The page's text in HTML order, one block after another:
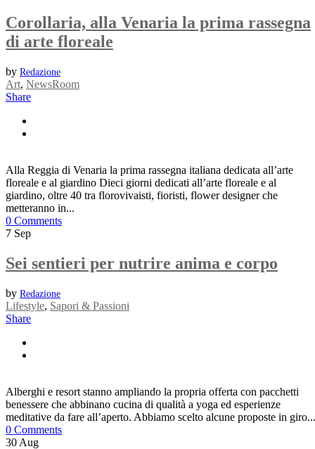
Corollaria, alla Venaria la prima rassegna
di arte floreale
by Redazione
Art, NewsRoom
Share
Alla Reggia di Venaria la prima rassegna italiana dedicata all’arte
floreale e al giardino Dieci giorni dedicati all’arte floreale e al
giardino, oltre 40 tra florovivaisti, fioristi, flower designer che
metteranno in...
0 Comments
7 Sep
Sei sentieri per nutrire anima e corpo
by Redazione
Lifestyle, Sapori & Passioni
Share
Alberghi e resort stanno ampliando la propria offerta con pacchetti
benessere che abbinano cucina di qualità a yoga ed esperienze
meditative da fare all’aperto. Abbiamo scelto alcune proposte in giro...
0 Comments
30 Aug